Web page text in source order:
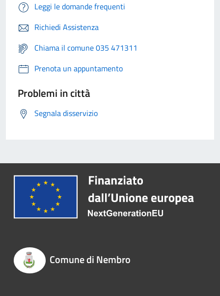
Leggi le domande frequenti
Richiedi Assistenza
Chiama il comune 035 471311
Prenota un appuntamento
Problemi in città
Segnala disservizio
Comune di Nembro